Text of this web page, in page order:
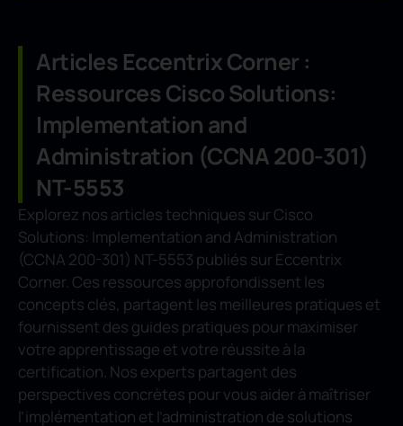
Articles Eccentrix Corner :
Ressources Cisco Solutions:
Implementation and
Administration (CCNA 200-301)
NT-5553
Explorez nos articles techniques sur Cisco
Solutions: Implementation and Administration
(CCNA 200-301) NT-5553 publiés sur Eccentrix
Corner. Ces ressources approfondissent les
concepts clés, partagent les meilleures pratiques et
fournissent des guides pratiques pour maximiser
votre apprentissage et votre réussite à la
certification. Nos experts partagent des
perspectives concrètes pour vous aider à maîtriser
l’implémentation et l’administration de solutions